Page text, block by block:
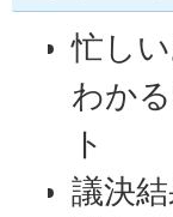
忙し
わか
ト
議決